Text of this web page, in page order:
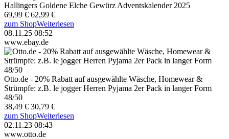
Hallingers Goldene Elche Gewürz Adventskalender 2025
69,99 € 62,99 €
zum ShopWeiterlesen
08.11.25 08:52
www.ebay.de
Otto.de - 20% Rabatt auf ausgewählte Wäsche, Homewear &
Strümpfe: z.B. le jogger Herren Pyjama 2er Pack in langer Form
48/50
38,49 € 30,79 €
zum ShopWeiterlesen
02.11.23 08:43
www.otto.de